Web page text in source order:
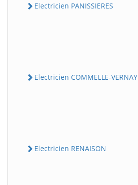
Electricien PANISSIERES
Electricien COMMELLE-VERNAY
Electricien RENAISON